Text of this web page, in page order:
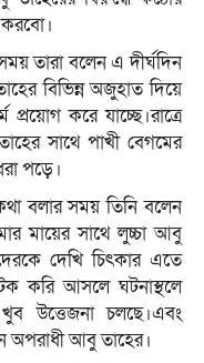
করবো।
তারা বলেন এ দীর্ঘদিন
বিভিন্ন অজুহাত দিয়ে
করে যাচ্ছে।রাত্রে
সাথে পাখী বেগমের
পড়ে।
বলার সময় তিনি বলেন
মায়ের সাথে লুচ্চা আবু
দেখি চিৎকার এতে
আসলে ঘটনাস্থলে
উত্তেজনা চলছে।এবং
অপরাধী আবু তাহের।